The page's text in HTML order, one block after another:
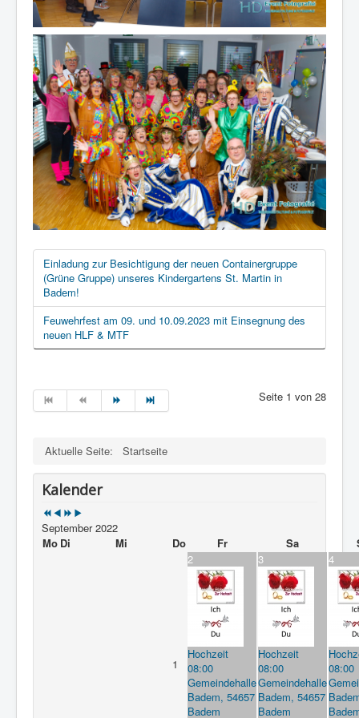
Einladung zur Besichtigung der neuen Containergruppe
(Grüne Gruppe) unseres Kindergartens St. Martin in
Badem!
Feuwehrfest am 09. und 10.09.2023 mit Einsegnung des
neuen HLF & MTF
Seite 1 von 28
Aktuelle Seite: Startseite
Kalender
September 2022
Mo Di Mi Do Fr Sa
1
2
Hochzeit
08:00
Gemeindehalle
Badem, 54657
Badem
3
Hochzeit
08:00
Gemeindehalle
Badem, 54657
Badem
4
08:00